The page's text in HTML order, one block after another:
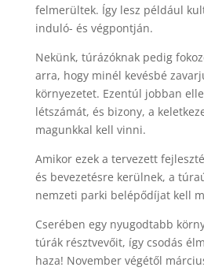
felmerültek. Így lesz például
induló- és végpontján.
Nekünk, túrázóknak pedig
arra, hogy minél kevésbé
környezetet. Ezentúl jobban
létszámát, és bizony, a
magunkkal kell vinni.
Amikor ezek a tervezett
és bevezetésre kerülnek, a
nemzeti parki belépődíjat kell
Cserében egy nyugodtabb
túrák résztvevőit, így csodás
haza! November végétől